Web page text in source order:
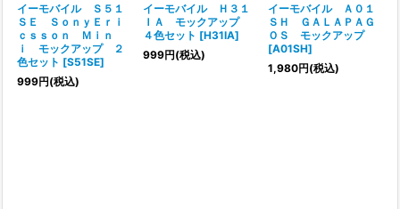
イーモバイル Ｓ５１
ＳＥ ＳｏｎｙＥｒｉ
ｃｓｓｏｎ Ｍｉｎ
ｉ モックアップ ２
色セット [S51SE]
999円(税込)
イーモバイル Ｈ３１
ＩＡ モックアップ
４色セット [H31IA]
999円(税込)
イーモバイル Ａ０１
ＳＨ ＧＡＬＡＰＡＧ
ＯＳ モックアップ
[A01SH]
1,980円(税込)